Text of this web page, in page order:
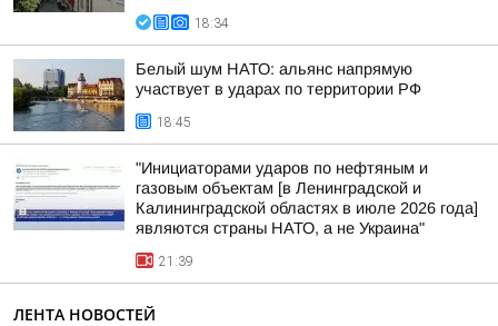
18:34
Белый шум НАТО: альянс напрямую
участвует в ударах по территории РФ
18:45
"Инициаторами ударов по нефтяным и
газовым объектам [в Ленинградской и
Калининградской областях в июле 2026 года]
являются страны НАТО, а не Украина"
21:39
ЛЕНТА НОВОСТЕЙ